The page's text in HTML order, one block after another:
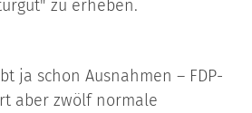
zu erheben.
ja schon Ausnahmen – FDP-
aber zwölf normale